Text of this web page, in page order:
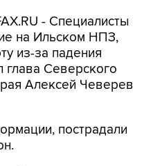
- Специалисты
на Ильском НПЗ,
из-за падения
Северского
Алексей Чеверев
пострадали